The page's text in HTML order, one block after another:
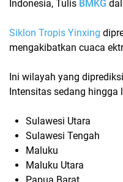
Indonesia, Tulis BMKG
Siklon Tropis Yinxing
mengakibatkan cuaca
Ini wilayah yang
Intensitas sedang
Sulawesi Utara
Sulawesi Tengah
Maluku
Maluku Utara